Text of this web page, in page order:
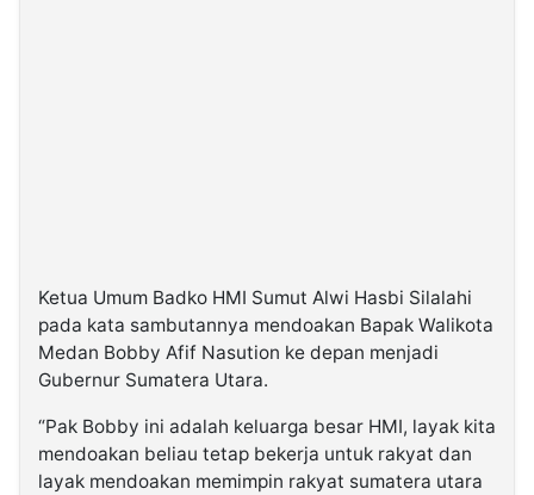
Ketua Umum Badko HMI Sumut Alwi Hasbi Silalahi
pada kata sambutannya mendoakan Bapak Walikota
Medan Bobby Afif Nasution ke depan menjadi
Gubernur Sumatera Utara.
“Pak Bobby ini adalah keluarga besar HMI, layak kita
mendoakan beliau tetap bekerja untuk rakyat dan
layak mendoakan memimpin rakyat sumatera utara